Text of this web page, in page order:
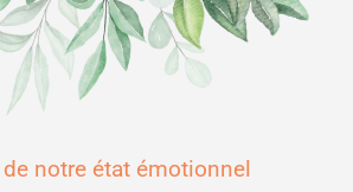
notre état émotionnel